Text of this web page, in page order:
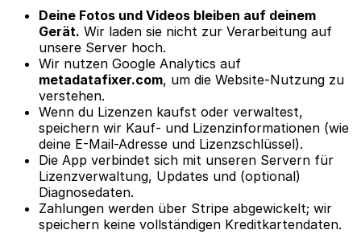
Deine Fotos und Videos bleiben auf deinem
Gerät. Wir laden sie nicht zur Verarbeitung auf
unsere Server hoch.
Wir nutzen Google Analytics auf
metadatafixer.com, um die Website-Nutzung zu
verstehen.
Wenn du Lizenzen kaufst oder verwaltest,
speichern wir Kauf- und Lizenzinformationen (wie
deine E-Mail-Adresse und Lizenzschlüssel).
Die App verbindet sich mit unseren Servern für
Lizenzverwaltung, Updates und (optional)
Diagnosedaten.
Zahlungen werden über Stripe abgewickelt; wir
speichern keine vollständigen Kreditkartendaten.